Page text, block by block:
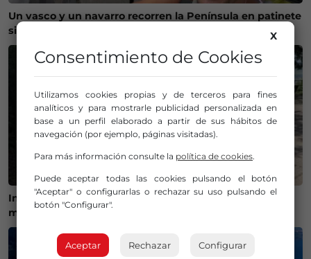
Un vasco y un navarro recorren la Península en patinete
sin gastar un euro y sin google maps
Inician las obras de acondicionamiento de dos
miradores en la Vía Vieja de Lezama
X
Consentimiento de Cookies
Utilizamos cookies propias y de terceros para fines
analíticos y para mostrarle publicidad personalizada en
base a un perfil elaborado a partir de sus hábitos de
navegación (por ejemplo, páginas visitadas).
Para más información consulte la política de cookies.
Puede aceptar todas las cookies pulsando el botón
"Aceptar" o configurarlas o rechazar su uso pulsando el
botón "Configurar".
Aceptar Rechazar Configurar